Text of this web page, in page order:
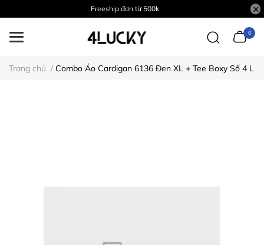
Freeship đơn từ 500k
0
Trang chủ / Combo Áo Cardigan 6136 Đen XL + Tee Boxy Số 4 L